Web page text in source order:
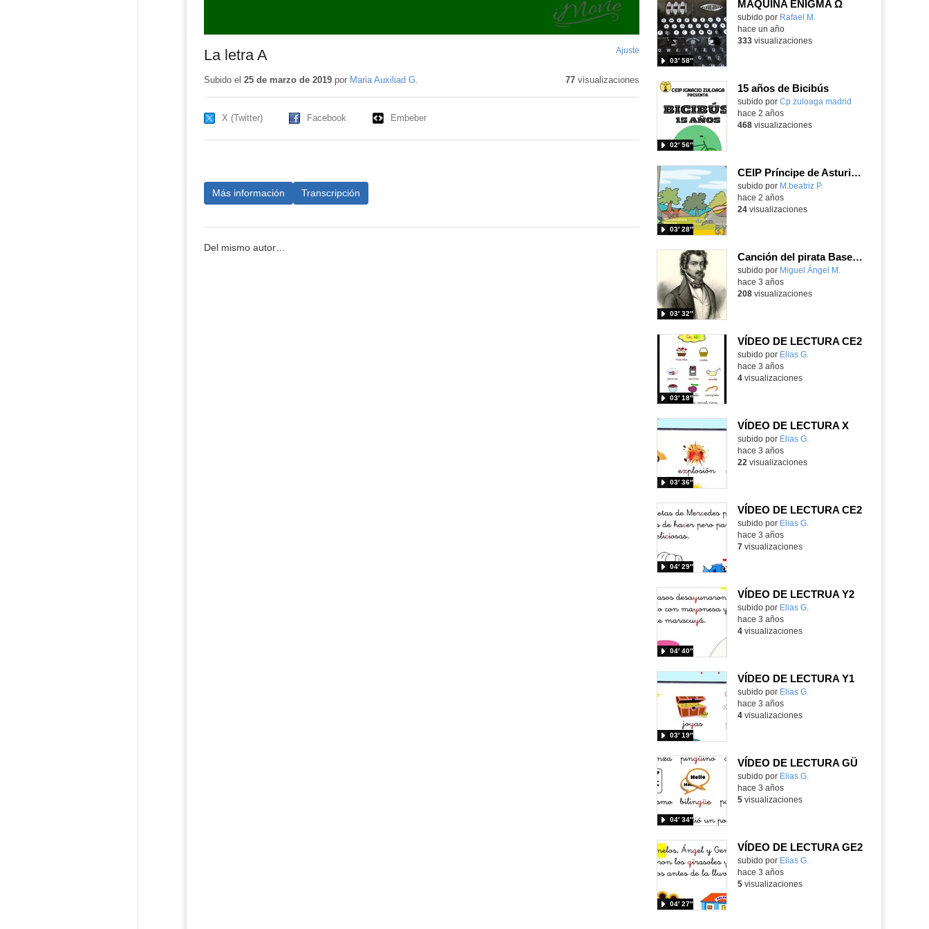
La letra A Ajuste
pantalla
Subido el 25 de marzo de 2019por Maria Auxiliad G. 77visualizaciones
X (Twitter) Facebook Embeber
Más información Transcripción
Del mismo autor…
MÁQUINA ENIGMA Ω
Contenido educativo.
subido por Rafael M.
03′ 58″
hace un año
333visualizaciones
15 años de Bicibús
Contenido educativo.
subido por Cp zuloaga madrid
02′ 56″
hace 2 años
468visualizaciones
CEIP Príncipe de Asturias. Letra a letra. Fábula: La liebre y la tortuga.
Contenido educativo.
subido por M.beatriz P.
03′ 28″
hace 2 años
24visualizaciones
Canción del pirata Base Rap
Contenido educativo.
subido por Miguel Ángel M.
03′ 32″
hace 3 años
208visualizaciones
VÍDEO DE LECTURA CE2
Contenido educativo.
subido por Elias G.
03′ 18″
hace 3 años
4visualizaciones
VÍDEO DE LECTURA X
Contenido educativo.
subido por Elias G.
03′ 36″
hace 3 años
22 visualizaciones
VÍDEO DE LECTURA CE2
Contenido educativo.
subido por Elias G.
04′ 29″
hace 3 años
7visualizaciones
VÍDEO DE LECTRUA Y2
Contenido educativo.
subido por Elias G.
04′ 40″
hace 3 años
4visualizaciones
VÍDEO DE LECTURA Y1
Contenido educativo.
subido por Elias G.
03′ 19″
hace 3 años
4visualizaciones
VÍDEO DE LECTURA GÜ
Contenido educativo.
subido por Elias G.
04′ 34″
hace 3 años
5visualizaciones
VÍDEO DE LECTURA GE2
Contenido educativo.
subido por Elias G.
04′ 27″
hace 3 años
5visualizaciones